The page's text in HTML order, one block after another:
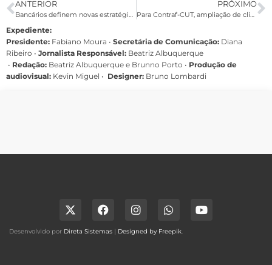
ANTERIOR
Bancários definem novas estratégias de luta contra demissões do Itaú
PRÓXIMO
Para Contraf-CUT, ampliação de clientes não pode prejudicar saúde do bancário
Expediente:
Presidente: Fabiano Moura • Secretária de Comunicação: Diana
Ribeiro • Jornalista Responsável: Beatriz Albuquerque
• Redação: Beatriz Albuquerque e Brunno Porto • Produção de
audiovisual: Kevin Miguel • Designer: Bruno Lombardi
Desenvolvido por Direta Sistemas | Designed by Freepik.